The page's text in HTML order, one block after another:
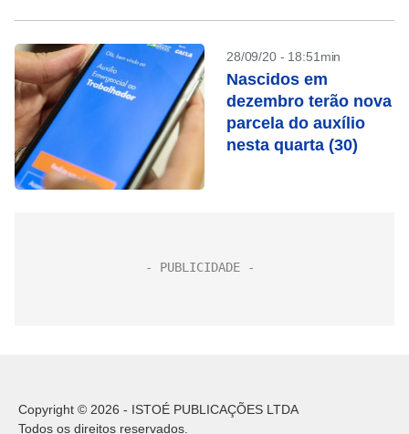
28/09/20 - 18:51min
Nascidos em
dezembro terão nova
parcela do auxílio
nesta quarta (30)
Copyright © 2026 - ISTOÉ PUBLICAÇÕES LTDA
Todos os direitos reservados.